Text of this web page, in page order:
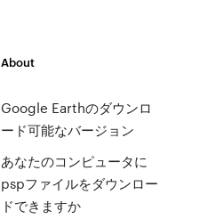
About
Google Earthのダウンロ
ード可能なバージョン
あなたのコンピュータに
pspファイルをダウンロー
ドできますか